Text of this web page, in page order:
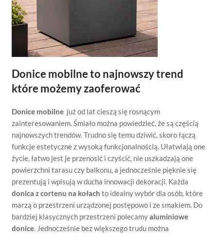
Donice mobilne to najnowszy trend
które możemy zaoferować
Donice mobilne już od lat cieszą się rosnącym
zainteresowaniem. Śmiało można powiedzieć, że są częścią
najnowszych trendów. Trudno się temu dziwić, skoro łączą
funkcje estetyczne z wysoką funkcjonalnością. Ułatwiają one
życie, łatwo jest je przenosić i czyścić, nie uszkadzają one
powierzchni tarasu czy balkonu, a jednocześnie pięknie się
prezentują i wpisują w ducha innowacji dekoracji. Każda
donica z cortenu na kołach to idealny wybór dla osób, które
marzą o przestrzeni urządzonej postępowo i ze smakiem. Do
bardziej klasycznych przestrzeni polecamyaluminiowe
donice. Jednocześnie bez większego trudu można